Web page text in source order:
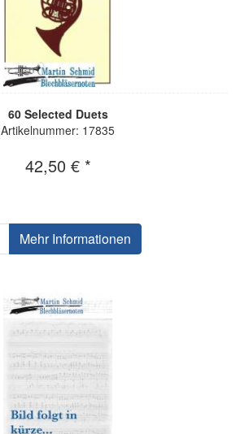
60 Selected Duets
Artikelnummer: 17835
42,50 € *
Mehr Informationen